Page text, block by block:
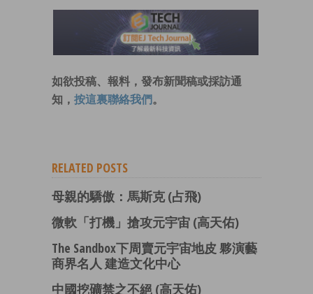
如欲投稿、報料，發布新聞稿或採訪通
知， 按這裏聯絡我們 。
RELATED POSTS
母親的驕傲：馬斯克 (占飛)
微軟「打機」搶攻元宇宙 (高天佑)
The Sandbox下周賣元宇宙地皮 夥演藝
商界名人 建造文化中心
中國挖礦禁之不絕 (高天佑)